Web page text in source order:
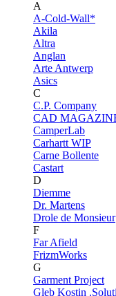
A
A-Cold-Wall*
Akila
Altra
Anglan
Arte Antwerp
Asics
C
C.P. Company
CAD
CamperLab
Carhartt WIP
Carne Bollente
Castart
D
Diemme
Dr. Martens
Drole de Monsieur
F
Far Afield
FrizmWorks
G
Garment Project
Gleb Kostin